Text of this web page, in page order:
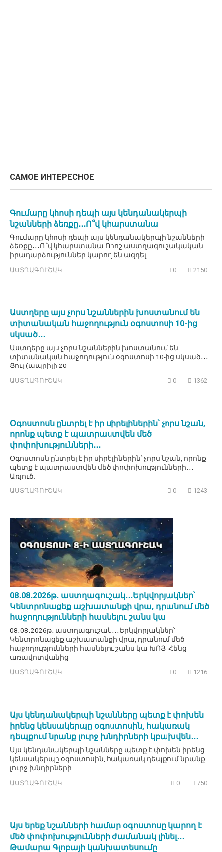
САМОЕ ИНТЕРЕСНОЕ
Գումարը կհոսի դեպի այս կենդանակերպի
նշանների ձեռքը․․․Ո՞վ կհարստանա
Գումարը կհոսի դեպի այս կենդանակերպի նշանների
ձեռքը․․․Ո՞վ կհարստանա Որոշ աստղագուշակական
իրադարձություններ կարող են ազդել
ԱՍՏՂԱԳՈՒՇԱԿ 0 2150
Աստղերը այս չորս նշաններին խոստանում են
տիտանական հաջողություն օգոստոսի 10-ից
սկսած․․․
Աստղերը այս չորս նշաններին խոստանում են
տիտանական հաջողություն օգոստոսի 10-ից սկսած․․․
Ցուլ (ապրիլի 20
ԱՍՏՂԱԳՈՒՇԱԿ 0 1362
Օգոստոսն ընտրել է իր սիրելիներին՝ չորս նշան,
որոնք պետք է պատրաստվեն մեծ
փոփոխությունների․․․
Օգոստոսն ընտրել է իր սիրելիներին՝ չորս նշան, որոնք
պետք է պատրաստվեն մեծ փոփոխությունների․․․
Առյուծ.
ԱՍՏՂԱԳՈՒՇԱԿ 0 1243
08․08․2026թ․ աստղագուշակ․․․Երկվորյակներ՝
Կենտրոնացեք աշխատանքի վրա, դրանում մեծ
հաջողությունների հասնելու շանս կա
08․08․2026թ․ աստղագուշակ․․․Երկվորյակներ՝
Կենտրոնացեք աշխատանքի վրա, դրանում մեծ
հաջողությունների հասնելու շանս կա ԽՈՅ Հենց
առավոտվանից
ԱՍՏՂԱԳՈՒՇԱԿ 0 1216
Այս կենդանակերպի նշանները պետք է փոխեն
իրենց կենսակերպը օգոստոսին, հակառակ
դեպքում նրանք լուրջ խնդիրների կբախվեն․․․
Այս կենդանակերպի նշանները պետք է փոխեն իրենց
կենսակերպը օգոստոսին, հակառակ դեպքում նրանք
լուրջ խնդիրների
ԱՍՏՂԱԳՈՒՇԱԿ 0 750
Այս երեք նշանների համար օգոստոսը կարող է
մեծ փոփոխությունների ժամանակ լինել․․․
Թամարա Գլոբայի կանխատեսումը